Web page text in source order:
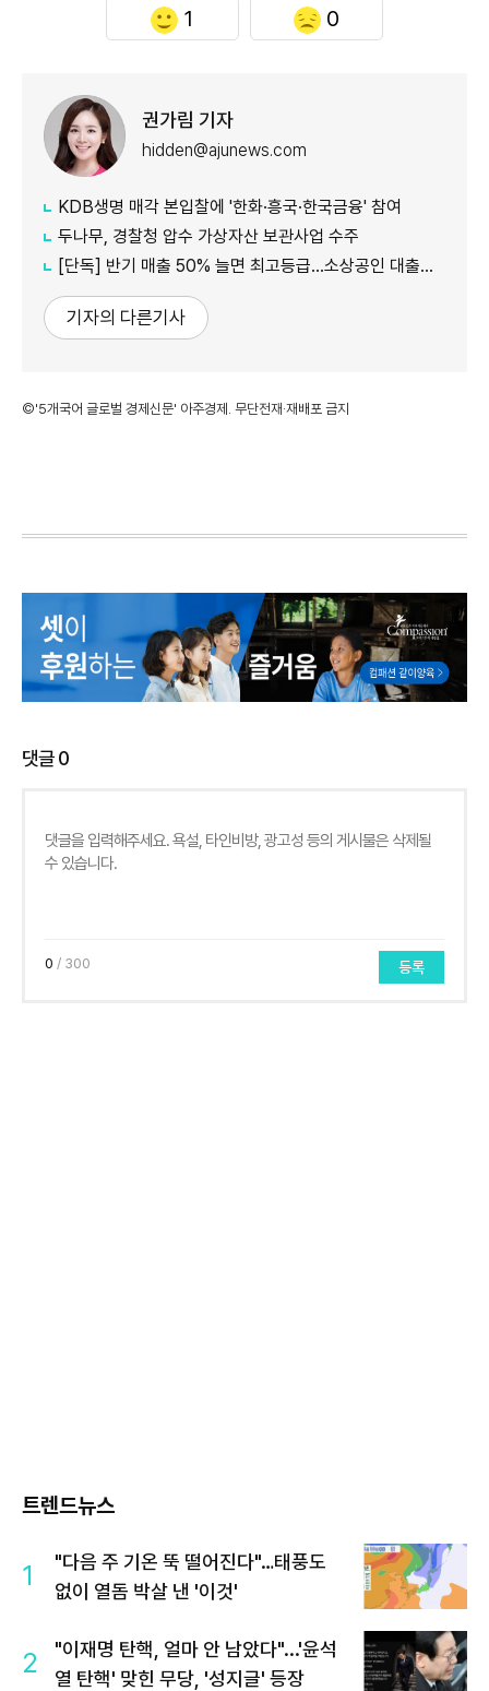
1 0
권가림 기자
hidden@ajunews.com
KDB생명 매각 본입찰에 '한화·흥국·한국금융' 참여
두나무, 경찰청 압수 가상자산 보관사업 수주
[단독] 반기 매출 50% 늘면 최고등급…소상공인 대출에 성장성 반영
기자의 다른기사
©'5개국어 글로벌 경제신문' 아주경제. 무단전재·재배포 금지
댓글0
0 / 300 등록
트렌드뉴스
1
"다음 주 기온 뚝 떨어진다"…태풍도
없이 열돔 박살 낸 '이것'
2
"이재명 탄핵, 얼마 안 남았다"...'윤석
열 탄핵' 맞힌 무당, '성지글' 등장